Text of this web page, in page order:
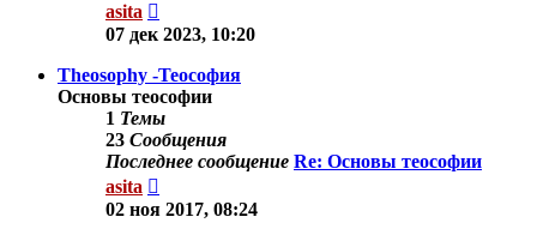
asita
к
сообщению
07 дек 2023, 10:20
Theosophy -Теософия
Основы теософии
1 Темы
23 Сообщения
Последнее сообщение Re: Основы теософии
asita
к
02 ноя 2017, 08:24